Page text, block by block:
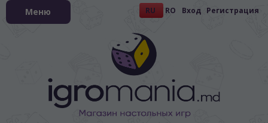
RU RO Вход Регистрация
Меню